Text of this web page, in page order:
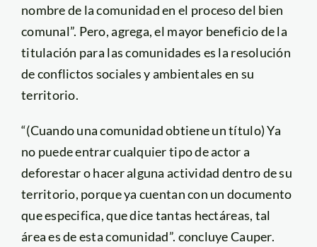
nombre de la comunidad en el proceso del bien
comunal”. Pero, agrega, el mayor beneficio de la
titulación para las comunidades es la resolución
de conflictos sociales y ambientales en su
territorio.
“(Cuando una comunidad obtiene un título) Ya
no puede entrar cualquier tipo de actor a
deforestar o hacer alguna actividad dentro de su
territorio, porque ya cuentan con un documento
que especifica, que dice tantas hectáreas, tal
área es de esta comunidad”. concluye Cauper.